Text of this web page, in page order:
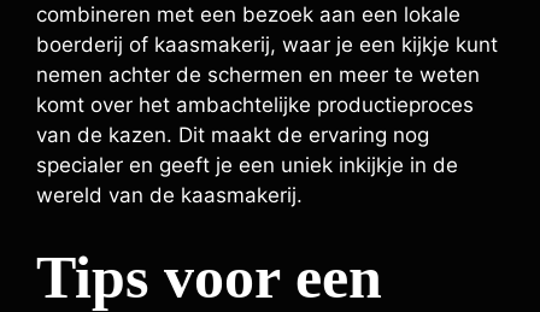
combineren met een bezoek aan een lokale
boerderij of kaasmakerij, waar je een kijkje kunt
nemen achter de schermen en meer te weten
komt over het ambachtelijke productieproces
van de kazen. Dit maakt de ervaring nog
specialer en geeft je een uniek inkijkje in de
wereld van de kaasmakerij.
Tips voor een